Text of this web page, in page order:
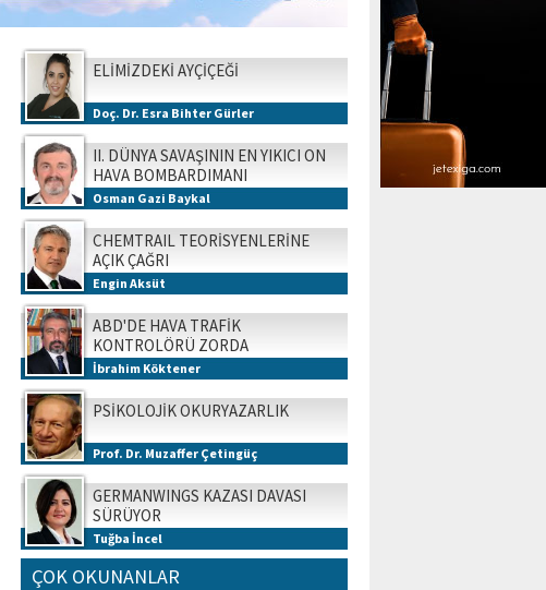
ELİMİZDEKİ AYÇİÇEĞİ
Doç. Dr. Esra Bihter Gürler
II. DÜNYA SAVAŞININ EN YIKICI ON
HAVA BOMBARDIMANI
Osman Gazi Baykal
CHEMTRAIL TEORİSYENLERİNE
AÇIK ÇAĞRI
Engin Aksüt
ABD'DE HAVA TRAFİK
KONTROLÖRÜ ZORDA
İbrahim Köktener
PSİKOLOJİK OKURYAZARLIK
Prof. Dr. Muzaffer Çetingüç
GERMANWINGS KAZASI DAVASI
SÜRÜYOR
Tuğba İncel
ÇOK OKUNANLAR